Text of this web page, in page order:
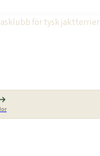
rasklubb för tysk jaktterrier